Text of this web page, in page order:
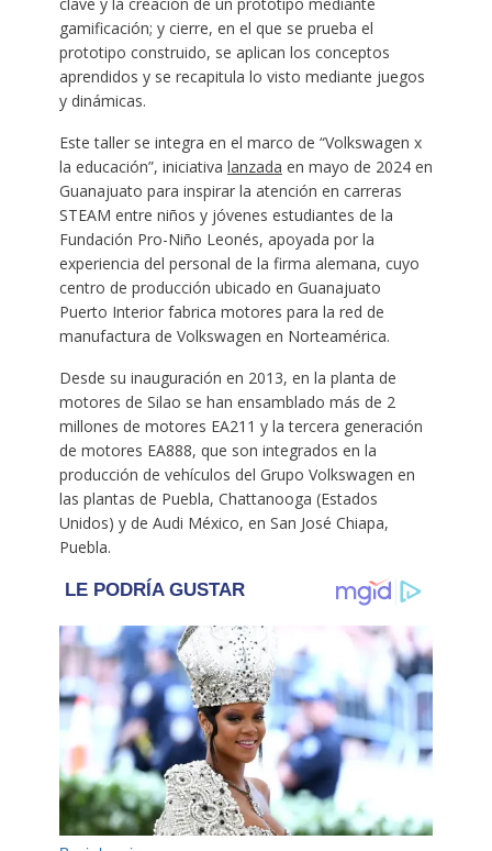
gamificación; y cierre, en el que se prueba el
prototipo construido, se aplican los conceptos
aprendidos y se recapitula lo visto mediante juegos
y dinámicas.
Este taller se integra en el marco de “Volkswagen x
la educación”, iniciativa lanzada en mayo de 2024 en
Guanajuato para inspirar la atención en carreras
STEAM entre niños y jóvenes estudiantes de la
Fundación Pro-Niño Leonés, apoyada por la
experiencia del personal de la firma alemana, cuyo
centro de producción ubicado en Guanajuato
Puerto Interior fabrica motores para la red de
manufactura de Volkswagen en Norteamérica.
Desde su inauguración en 2013, en la planta de
motores de Silao se han ensamblado más de 2
millones de motores EA211 y la tercera generación
de motores EA888, que son integrados en la
producción de vehículos del Grupo Volkswagen en
las plantas de Puebla, Chattanooga (Estados
Unidos) y de Audi México, en San José Chiapa,
Puebla.